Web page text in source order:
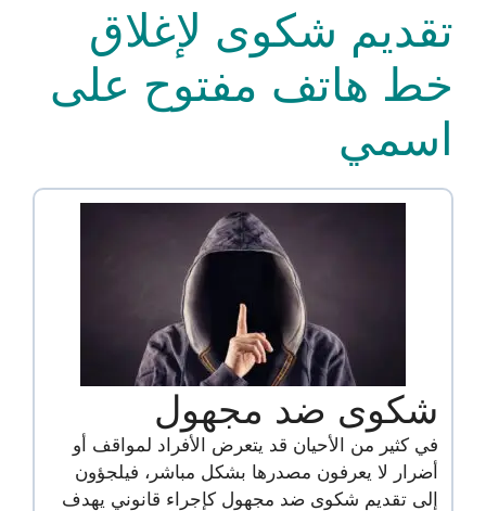
تقديم شكوى لإغلاق
خط هاتف مفتوح على
اسمي
شكوى ضد مجهول
في كثير من الأحيان قد يتعرض الأفراد لمواقف أو
أضرار لا يعرفون مصدرها بشكل مباشر، فيلجؤون
إلى تقديم شكوى ضد مجهول كإجراء قانوني يهدف